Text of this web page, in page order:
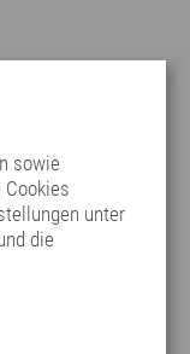
sowie
unter
die